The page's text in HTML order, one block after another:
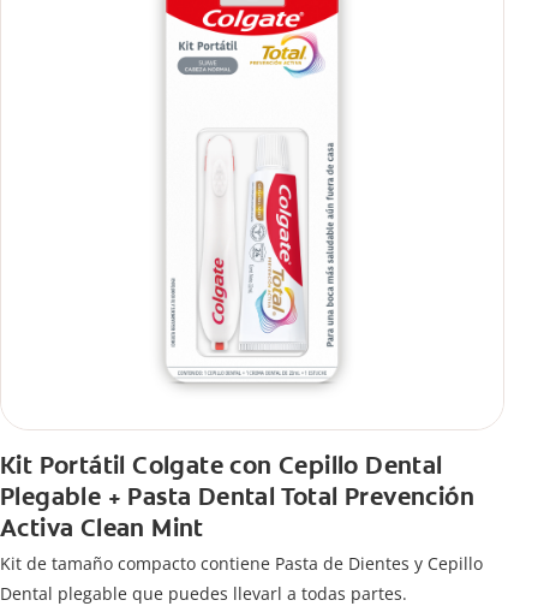
Kit Portátil Colgate con Cepillo Dental
Plegable + Pasta Dental Total Prevención
Activa Clean Mint
Kit de tamaño compacto contiene Pasta de Dientes y Cepillo
Dental plegable que puedes llevarl a todas partes.